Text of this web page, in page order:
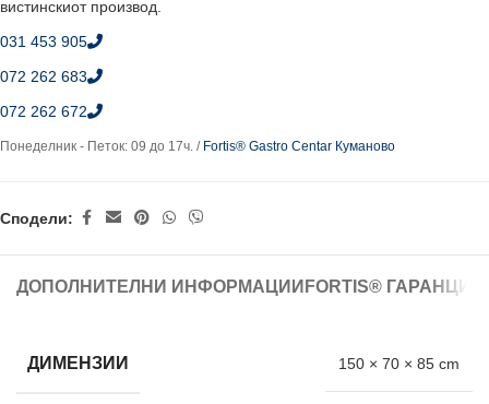
вистинскиот производ.
031 453 905
072 262 683
072 262 672
Понеделник - Петок: 09 до 17ч. / Fortis® Gastro Centar Куманово
Сподели:
ДОПОЛНИТЕЛНИ ИНФОРМАЦИИ FORTIS®
ДИМЕНЗИИ 150 × 70 × 85 cm